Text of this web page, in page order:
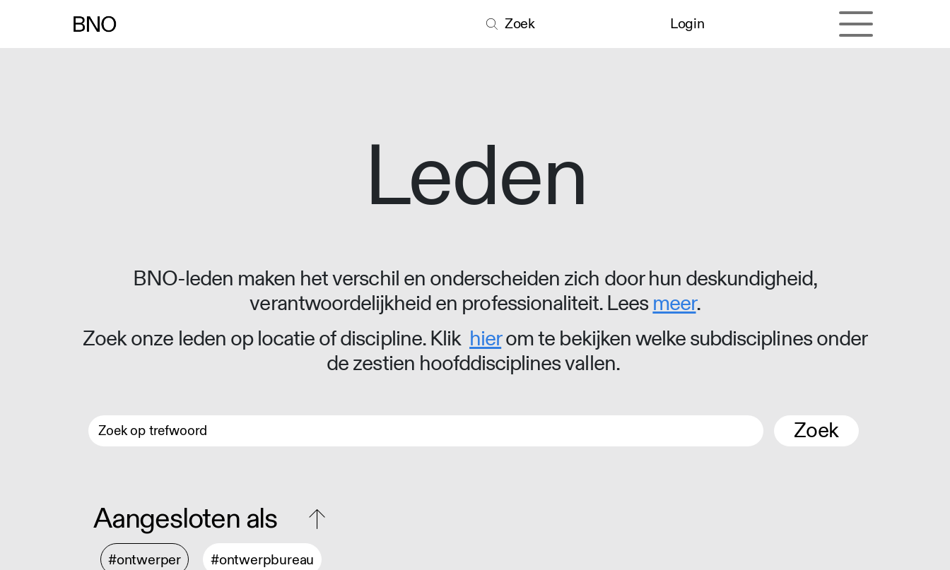
Zoek Login
Leden
BNO-leden maken het verschil en onderscheiden zich door hun deskundigheid,
verantwoordelijkheid en professionaliteit. Leesmeer.
Zoek onze leden op locatie of discipline. Klik hierom te bekijken welke subdisciplines onder
de zestien hoofddisciplines vallen.
Zoek
Aangesloten als
#ontwerper #ontwerpbureau